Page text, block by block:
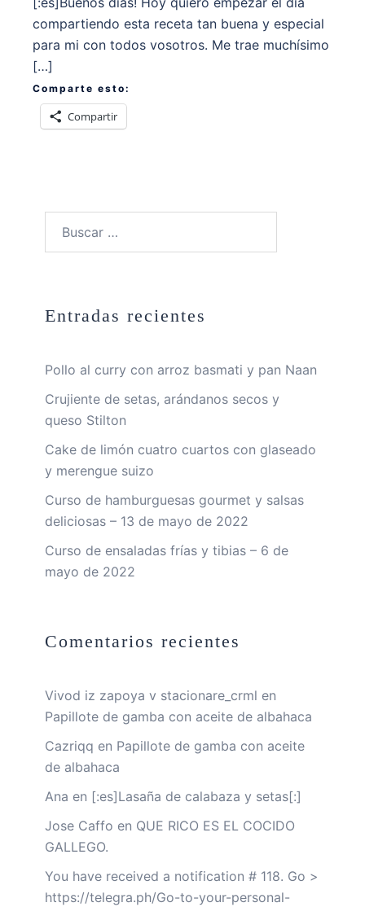
compartiendo esta receta tan buena y especial
para mi con todos vosotros. Me trae muchísimo
[…]
Comparte esto:
Compartir
Entradas recientes
Pollo al curry con arroz basmati y pan Naan
Crujiente de setas, arándanos secos y
queso Stilton
Cake de limón cuatro cuartos con glaseado
y merengue suizo
Curso de hamburguesas gourmet y salsas
deliciosas – 13 de mayo de 2022
Curso de ensaladas frías y tibias – 6 de
mayo de 2022
Comentarios recientes
Vivod iz zapoya v stacionare_crml en
Papillote de gamba con aceite de albahaca
Cazriqq en Papillote de gamba con aceite
de albahaca
Ana en [:es]Lasaña de calabaza y setas[:]
Jose Caffo en QUE RICO ES EL COCIDO
GALLEGO.
You have received a notification # 118. Go >
https://telegra.ph/Go-to-your-personal-